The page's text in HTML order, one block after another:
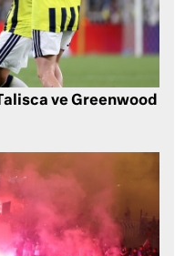
ve Greenwood